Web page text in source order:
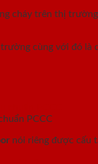
cháy trên thị
cùng với đó là
PCCC
nói riêng được cấu